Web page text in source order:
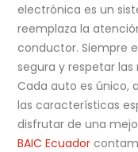
electrónica es un
reemplaza la
conductor. Siempre
segura y respetar
Cada auto es único,
las características
disfrutar de una
BAIC Ecuador